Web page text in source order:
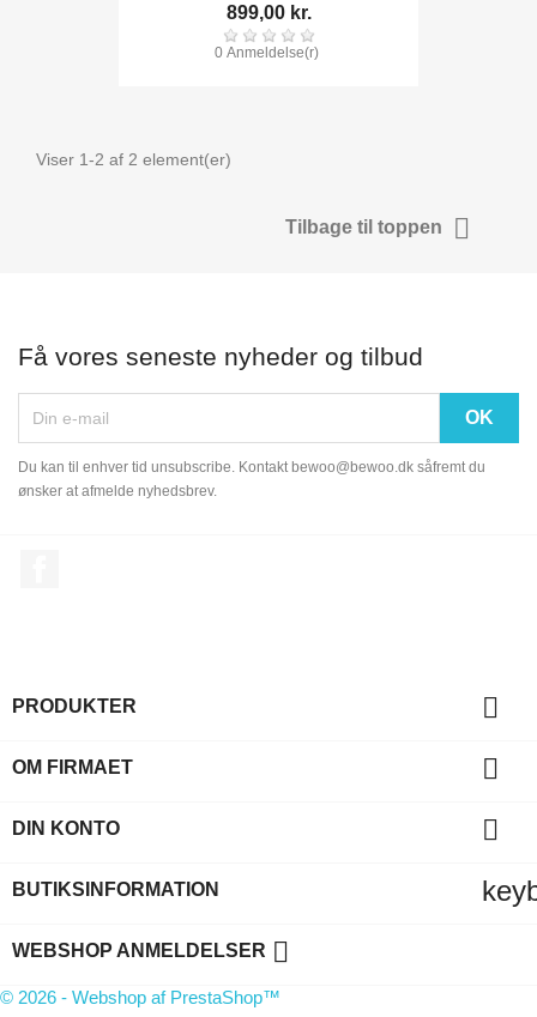
899,00 kr.
0 Anmeldelse(r)
Viser 1-2 af 2 element(er)
Tilbage til toppen 
Få vores seneste nyheder og tilbud
Du kan til enhver tid unsubscribe. Kontakt bewoo@bewoo.dk såfremt du
ønsker at afmelde nyhedsbrev.
PRODUKTER 
OM FIRMAET 
DIN KONTO 
BUTIKSINFORMATION
WEBSHOP ANMELDELSER 
© 2026 - Webshop af PrestaShop™